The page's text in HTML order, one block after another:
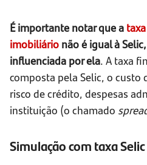
É importante notar que a
imobiliário não é igual à
influenciada por ela. A taxa
composta pela Selic, o custo
risco de crédito, despesas
instituição (o chamado
Simulação com taxa